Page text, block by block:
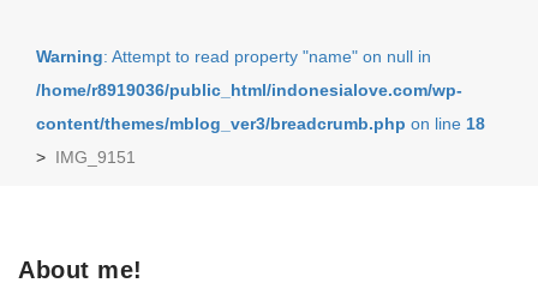
Warning: Attempt to read property "name" on null in
/home/r8919036/public_html/indonesialove.com/wp-
content/themes/mblog_ver3/breadcrumb.php on line 18
> IMG_9151
About me!